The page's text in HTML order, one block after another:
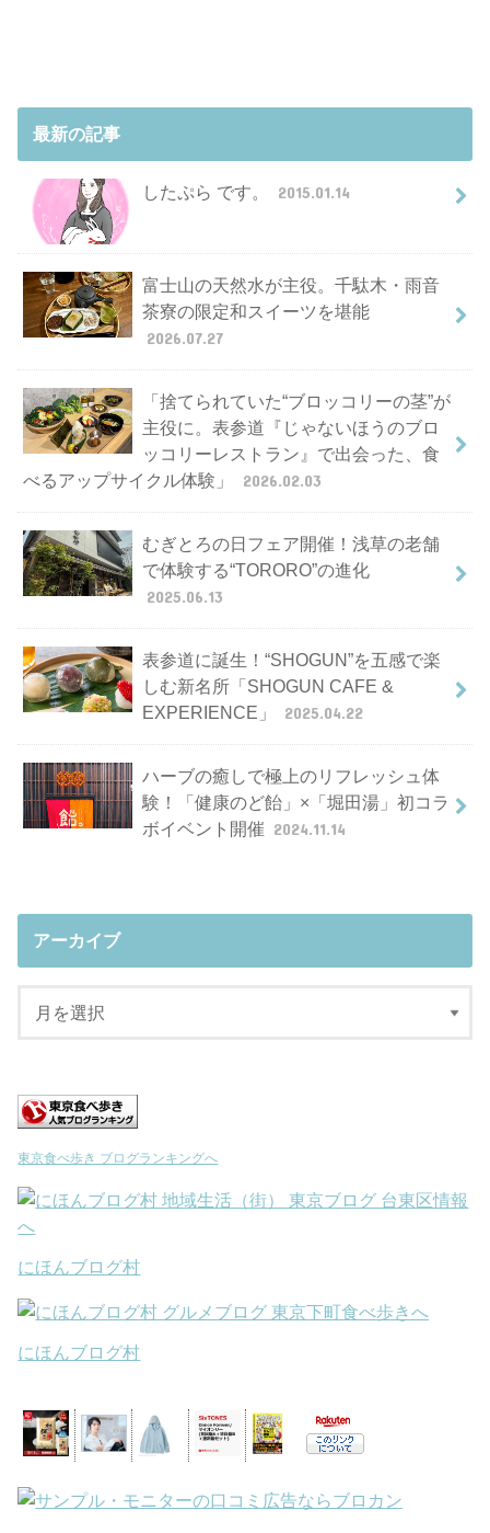
最新の記事
したぷら です。 2015.01.14
富士山の天然水が主役。千駄木・雨音
茶寮の限定和スイーツを堪能
2026.07.27
「捨てられていた“ブロッコリーの茎”が
主役に。表参道『じゃないほうのブロ
ッコリーレストラン』で出会った、食
べるアップサイクル体験」
2026.02.03
むぎとろの日フェア開催！浅草の老舗
で体験する“TORORO”の進化
2025.06.13
表参道に誕生！“SHOGUN”を五感で楽
しむ新名所「SHOGUN CAFE &
EXPERIENCE」
2025.04.22
ハーブの癒しで極上のリフレッシュ体
験！「健康のど飴」×「堀田湯」初コラ
ボイベント開催 2024.11.14
アーカイブ
東京食べ歩き ブログランキングへ
にほんブログ村
にほんブログ村